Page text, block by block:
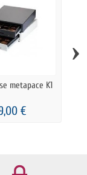
metapace K1
€
›